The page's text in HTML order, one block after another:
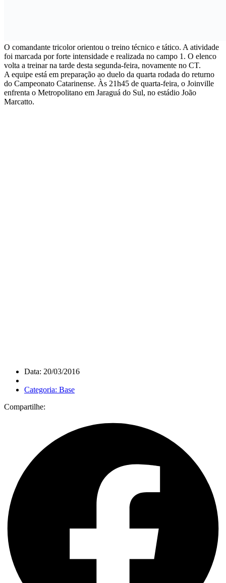
O comandante tricolor orientou o treino técnico e tático. A atividade
foi marcada por forte intensidade e realizada no campo 1. O elenco
volta a treinar na tarde desta segunda-feira, novamente no CT.
A equipe está em preparação ao duelo da quarta rodada do returno
do Campeonato Catarinense. Às 21h45 de quarta-feira, o Joinville
enfrenta o Metropolitano em Jaraguá do Sul, no estádio João
Marcatto.
Data: 20/03/2016
Categoria: Base
Compartilhe: